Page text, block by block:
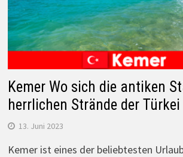
Kemer Wo sich die antiken
herrlichen Strände der
13. Juni 2023
Kemer ist eines der beliebtesten